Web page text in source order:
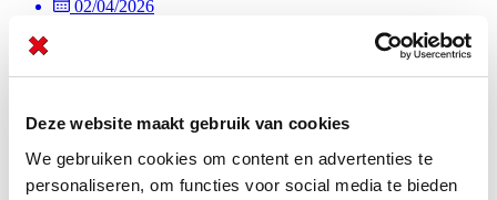
Deze website maakt gebruik van cookies
We gebruiken cookies om content en advertenties te
personaliseren, om functies voor social media te bieden
02/04/2026
Tielt
02/04/2026